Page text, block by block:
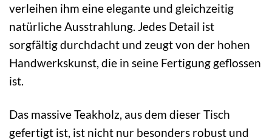
verleihen ihm eine elegante und gleichzeitig
natürliche Ausstrahlung. Jedes Detail ist
sorgfältig durchdacht und zeugt von der hohen
Handwerkskunst, die in seine Fertigung geflossen
ist.
Das massive Teakholz, aus dem dieser Tisch
gefertigt ist, ist nicht nur besonders robust und